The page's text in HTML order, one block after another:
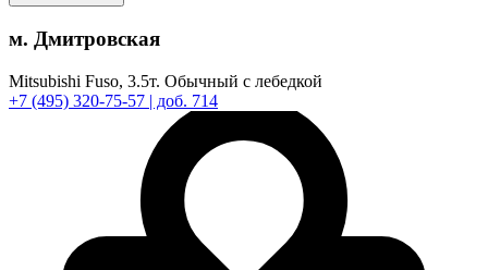
м. Дмитровская
Mitsubishi Fuso, 3.5т. Обычный с лебедкой
+7 (495) 320-75-57 | доб. 714